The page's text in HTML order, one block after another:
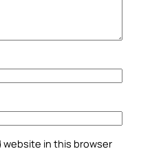
website in this browser